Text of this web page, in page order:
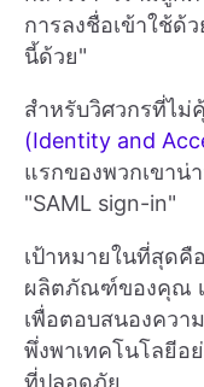
การลงชื่อเข้าใช้ด้
นี้ด้วย"
สำหรับวิศวกรที่ไม่
(Identity and
แรกของพวกเขาน่
"SAML sign-in"
เป้าหมายในที่สุดคื
ผลิตภัณฑ์ของคุณ เ
เพื่อตอบสนองควา
พึ่งพาเทคโนโลยีอ
ที่ปลอดภัย